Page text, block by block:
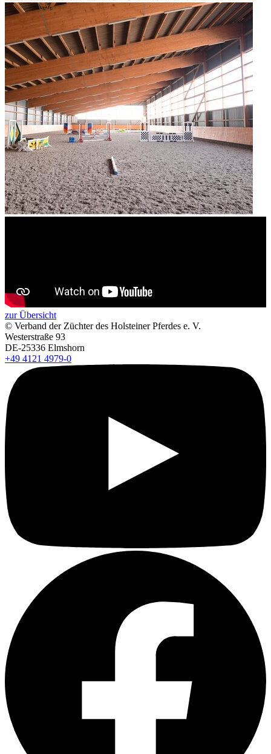
+
–
⇧
zur Übersicht
© Verband der Züchter des Holsteiner Pferdes e. V.
Westerstraße 93
DE-25336 Elmshorn
+49 4121 4979-0